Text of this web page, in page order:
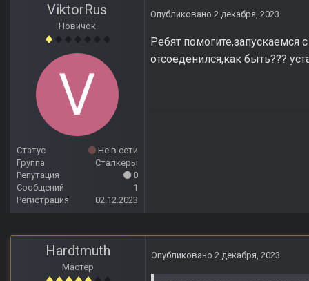
ViktorRus
Новичок
Статус
Не в сети
Группа
Сталкеры
Репутация
0
Сообщений
1
Регистрация
02.12.2023
Опубликовано 2 декабря, 2023
Ребят помогите,запускаемся
отсоеденился,как быть???
Hardtmuth
Мастер
Опубликовано 2 декабря, 2023